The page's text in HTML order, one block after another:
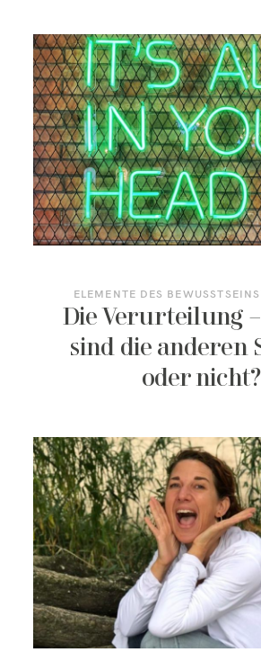
ELEMENTE DES
Die Verurteilung
sind die anderen
oder nicht?